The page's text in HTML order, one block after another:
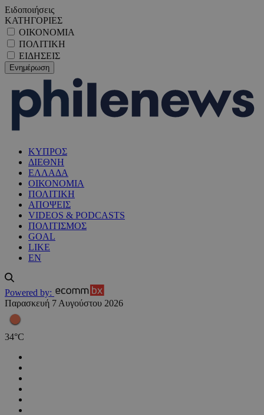
Ειδοποιήσεις
ΚΑΤΗΓΟΡΙΕΣ
ΟΙΚΟΝΟΜΙΑ
ΠΟΛΙΤΙΚΗ
ΕΙΔΗΣΕΙΣ
ΚΥΠΡΟΣ
ΔΙΕΘΝΗ
ΕΛΛΑΔΑ
ΟΙΚΟΝΟΜΙΑ
ΠΟΛΙΤΙΚΗ
ΑΠΟΨΕΙΣ
VIDEOS & PODCASTS
ΠΟΛΙΤΙΣΜΟΣ
GOAL
LIKE
EN
Powered by:
Παρασκευή 7 Αυγούστου 2026
34°C